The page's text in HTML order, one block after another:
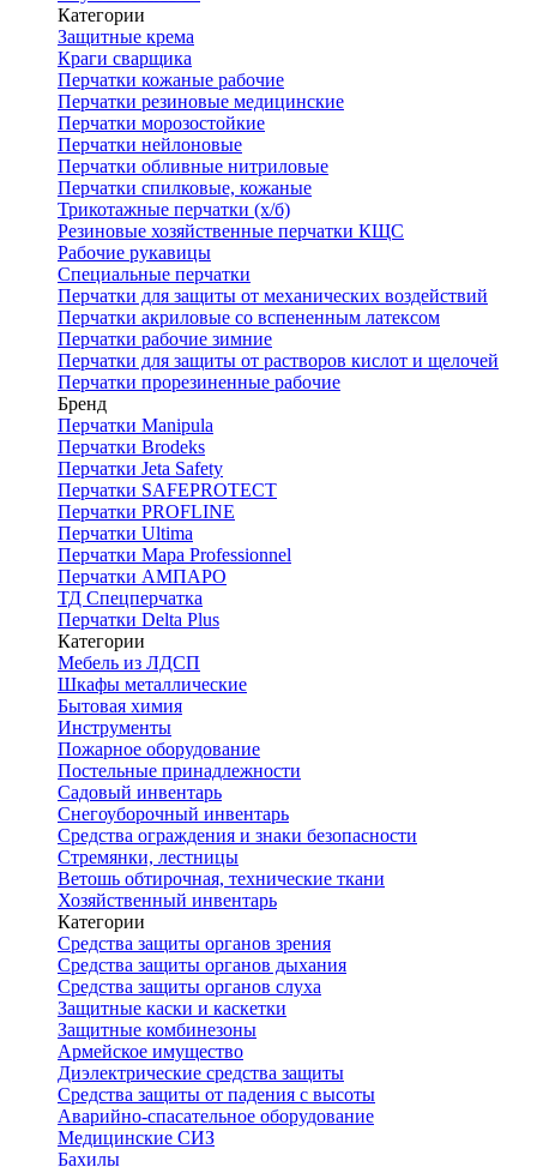
Категории
Защитные крема
Краги сварщика
Перчатки кожаные рабочие
Перчатки резиновые медицинские
Перчатки морозостойкие
Перчатки нейлоновые
Перчатки обливные нитриловые
Перчатки спилковые, кожаные
Трикотажные перчатки (х/б)
Резиновые хозяйственные перчатки КЩС
Рабочие рукавицы
Специальные перчатки
Перчатки для защиты от механических воздействий
Перчатки акриловые со вспененным латексом
Перчатки рабочие зимние
Перчатки для защиты от растворов кислот и щелочей
Перчатки прорезиненные рабочие
Бренд
Перчатки Manipula
Перчатки Brodeks
Перчатки Jeta Safety
Перчатки SAFEPROTECT
Перчатки PROFLINE
Перчатки Ultima
Перчатки Мара Professionnel
Перчатки АМПАРО
ТД Спецперчатка
Перчатки Delta Plus
Категории
Мебель из ЛДСП
Шкафы металлические
Бытовая химия
Инструменты
Пожарное оборудование
Постельные принадлежности
Садовый инвентарь
Снегоуборочный инвентарь
Средства ограждения и знаки безопасности
Стремянки, лестницы
Ветошь обтирочная, технические ткани
Хозяйственный инвентарь
Категории
Средства защиты органов зрения
Средства защиты органов дыхания
Средства защиты органов слуха
Защитные каски и каскетки
Защитные комбинезоны
Армейское имущество
Диэлектрические средства защиты
Средства защиты от падения с высоты
Аварийно-спасательное оборудование
Медицинские СИЗ
Бахилы